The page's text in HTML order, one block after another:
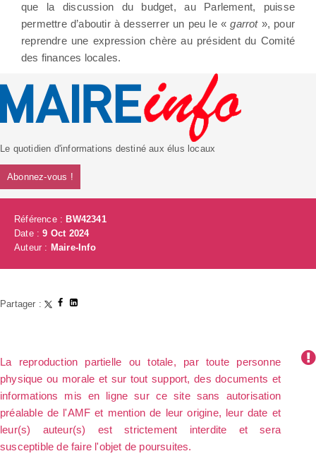
que la discussion du budget, au Parlement, puisse
permettre d’aboutir à desserrer un peu le «garrot », pour
reprendre une expression chère au président du Comité
des finances locales.
Le quotidien d'informations destiné aux élus locaux
Abonnez-vous !
Référence : BW42341
Date :9 Oct 2024
Auteur : Maire-Info
Partager :
La reproduction partielle ou totale, par toute personne
physique ou morale et sur tout support, des documents et
informations mis en ligne sur ce site sans autorisation
préalable de l'AMF et mention de leur origine, leur date et
leur(s) auteur(s) est strictement interdite et sera
susceptible de faire l'objet de poursuites.